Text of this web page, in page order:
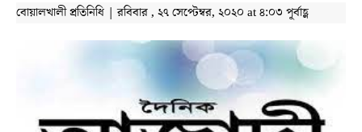
বোয়ালখালী প্রতিনিধি | রবিবার , ২৭ সেপ্টেম্বর, ২০২০ at ৪:০৩ পূর্বাহ্ণ